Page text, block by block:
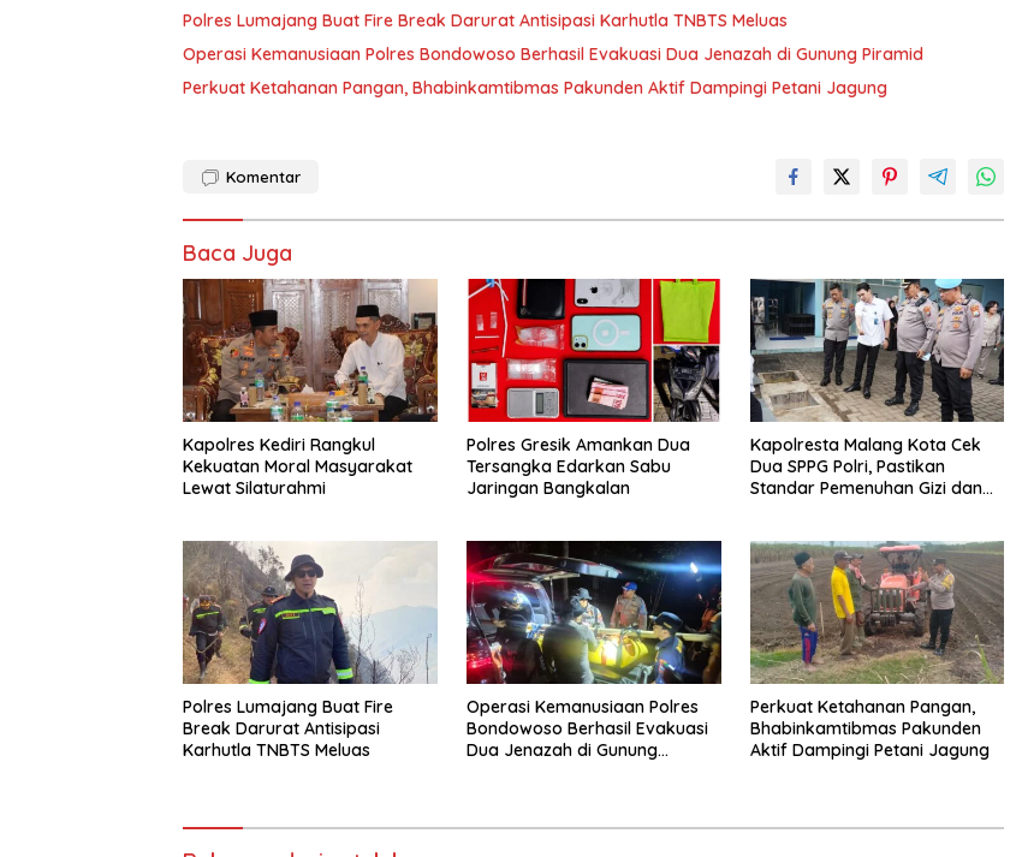
Polres Lumajang Buat Fire Break Darurat Antisipasi Karhutla TNBTS Meluas
Operasi Kemanusiaan Polres Bondowoso Berhasil Evakuasi Dua Jenazah di Gunung Piramid
Perkuat Ketahanan Pangan, Bhabinkamtibmas Pakunden Aktif Dampingi Petani Jagung
Komentar
Baca Juga
Kapolres Kediri Rangkul
Kekuatan Moral Masyarakat
Lewat Silaturahmi
Polres Gresik Amankan Dua
Tersangka Edarkan Sabu
Jaringan Bangkalan
Kapolresta Malang Kota Cek
Dua SPPG Polri, Pastikan
Standar Pemenuhan Gizi dan
Polres Lumajang Buat Fire
Break Darurat Antisipasi
Karhutla TNBTS Meluas
Operasi Kemanusiaan Polres
Bondowoso Berhasil Evakuasi
Dua Jenazah di Gunung
Perkuat Ketahanan Pangan,
Bhabinkamtibmas Pakunden
Aktif Dampingi Petani Jagung